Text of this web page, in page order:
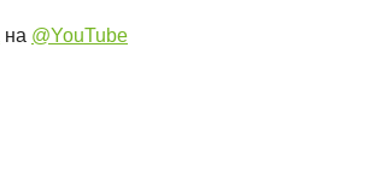
на @YouTube